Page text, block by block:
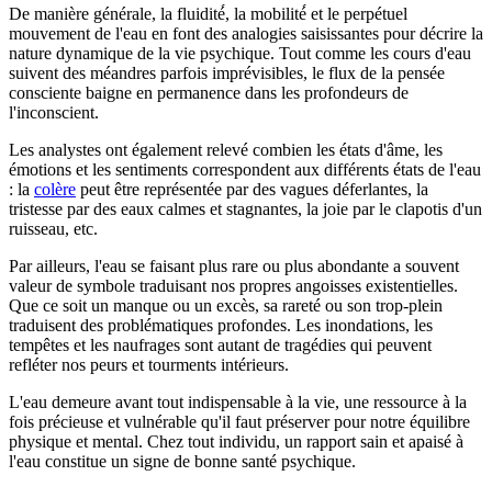
De manière générale, la fluidité́, la mobilité́ et le perpétuel
mouvement de l'eau en font des analogies saisissantes pour décrire la
nature dynamique de la vie psychique. Tout comme les cours d'eau
suivent des méandres parfois imprévisibles, le flux de la pensée
consciente baigne en permanence dans les profondeurs de
l'inconscient.
Les analystes ont également relevé combien les états d'âme, les
émotions et les sentiments correspondent aux différents états de l'eau
: la colère peut être représentée par des vagues déferlantes, la
tristesse par des eaux calmes et stagnantes, la joie par le clapotis d'un
ruisseau, etc.
Par ailleurs, l'eau se faisant plus rare ou plus abondante a souvent
valeur de symbole traduisant nos propres angoisses existentielles.
Que ce soit un manque ou un excès, sa rareté ou son trop-plein
traduisent des problématiques profondes. Les inondations, les
tempêtes et les naufrages sont autant de tragédies qui peuvent
refléter nos peurs et tourments intérieurs.
L'eau demeure avant tout indispensable à la vie, une ressource à la
fois précieuse et vulnérable qu'il faut préserver pour notre équilibre
physique et mental. Chez tout individu, un rapport sain et apaisé à
l'eau constitue un signe de bonne santé psychique.